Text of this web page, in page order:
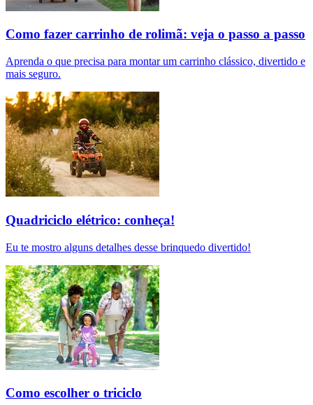
Como fazer carrinho de rolimã: veja o passo a passo
Aprenda o que precisa para montar um carrinho clássico, divertido e
mais seguro.
Quadriciclo elétrico: conheça!
Eu te mostro alguns detalhes desse brinquedo divertido!
Como escolher o triciclo